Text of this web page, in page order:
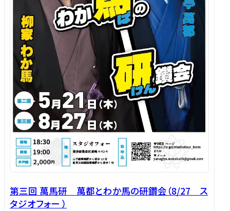
第三回 萬馬研 萬都とわか馬の研鑽会（8/27 ス
タジオフォー ）